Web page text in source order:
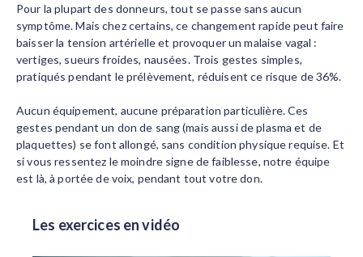
Pour la plupart des donneurs, tout se passe sans aucun
symptôme. Mais chez certains, ce changement rapide peut faire
baisser la tension artérielle et provoquer un malaise vagal :
vertiges, sueurs froides, nausées. Trois gestes simples,
pratiqués pendant le prélèvement, réduisent ce risque de 36%.
Aucun équipement, aucune préparation particulière. Ces
gestes pendant un don de sang(mais aussi de plasma et de
plaquettes) se font allongé, sans condition physique requise. Et
si vous ressentez le moindre signe de faiblesse, notre équipe
est là, à portée de voix, pendant tout votre don.
Les exercices en vidéo